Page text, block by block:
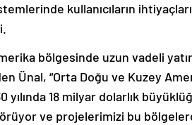
kullanıcıların
bölgesinde uzun vadeli
Ünal, “Orta Doğu ve Kuzey
yılında 18 milyar dolarlık
ve projelerimizi bu